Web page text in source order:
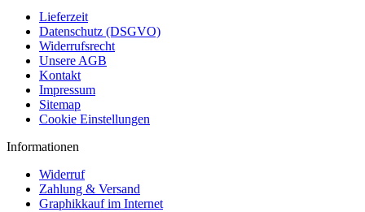
Lieferzeit
Datenschutz (DSGVO)
Widerrufsrecht
Unsere AGB
Kontakt
Impressum
Sitemap
Cookie Einstellungen
Informationen
Widerruf
Zahlung & Versand
Graphikkauf im Internet